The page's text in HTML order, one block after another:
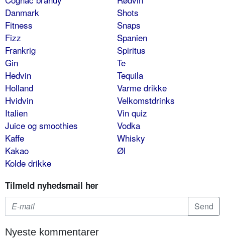
Danmark
Fitness
Fizz
Frankrig
Gin
Hedvin
Holland
Hvidvin
Italien
Juice og smoothies
Kaffe
Kakao
Kolde drikke
Shots
Snaps
Spanien
Spiritus
Te
Tequila
Varme drikke
Velkomstdrinks
Vin quiz
Vodka
Whisky
Øl
Tilmeld nyhedsmail her
Nyeste kommentarer